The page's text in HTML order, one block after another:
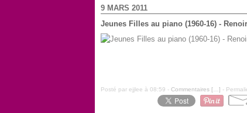
9 MARS 2011
Jeunes Filles au piano (1960-16) - Renoir
Posté par ejjlee à 08:59 - Commentaires [ ] -